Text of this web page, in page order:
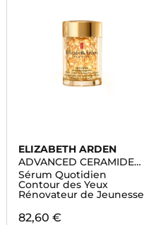
ELIZABETH ARDEN
ADVANCED CERAMIDE
CAPSULES
Sérum Quotidien
Contour des Yeux
Rénovateur de Jeunesse
82,60 €